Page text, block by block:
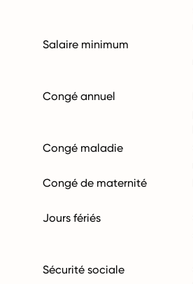
Salaire minimum
Congé annuel
Congé maladie
Congé de maternité
Jours fériés
Sécurité sociale